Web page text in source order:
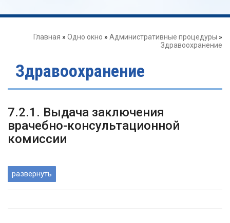
Главная » Одно окно » Административные процедуры »
Здравоохранение
Здравоохранение
7.2.1. Выдача заключения
врачебно-консультационной
комиссии
развернуть